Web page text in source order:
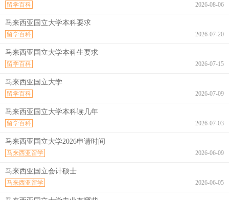
2026-08-06
留学百科
马来西亚国立大学本科要求
2026-07-20
留学百科
马来西亚国立大学本科生要求
2026-07-15
留学百科
马来西亚国立大学
2026-07-09
留学百科
马来西亚国立大学本科读几年
2026-07-03
留学百科
马来西亚国立大学2026申请时间
2026-06-09
马来西亚留学
马来西亚国立会计硕士
2026-06-05
马来西亚留学